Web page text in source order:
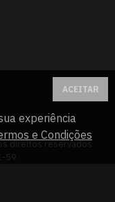
direitos reservados
59
ACEITAR
experiência
e Condições